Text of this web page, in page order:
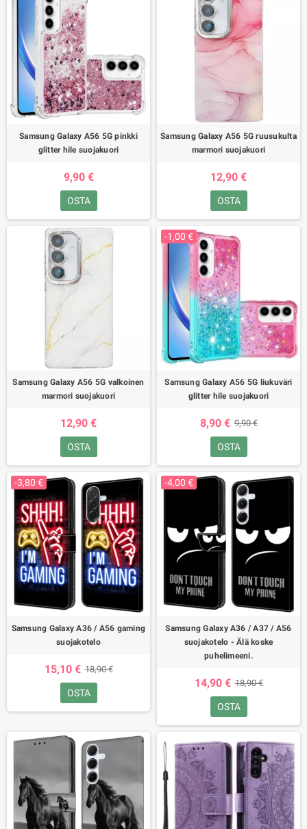
Samsung Galaxy A56 5G pinkki
glitter hile suojakuori
9,90 €
OSTA
Samsung Galaxy A56 5G ruusukulta
marmori suojakuori
12,90 €
OSTA
Samsung Galaxy A56 5G valkoinen
marmori suojakuori
12,90 €
OSTA
-1,00 €
Samsung Galaxy A56 5G liukuväri
glitter hile suojakuori
8,90 € 9,90 €
OSTA
-3,80 €
Samsung Galaxy A36 / A56 gaming
suojakotelo
15,10 € 18,90 €
OSTA
-4,00 €
Samsung Galaxy A36 / A37 / A56
suojakotelo - Älä koske
puhelimeeni.
14,90 € 18,90 €
OSTA